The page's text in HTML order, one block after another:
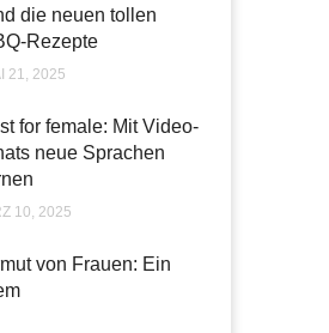
die neuen tollen
Rezepte
21, 2025
for female: Mit Video-
neue Sprachen
10, 2025
von Frauen: Ein